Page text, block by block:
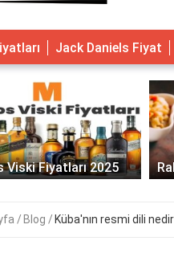
Jack Daniels Fiyat
Fiyatları 2025
Blog Küba'nın resmi dili